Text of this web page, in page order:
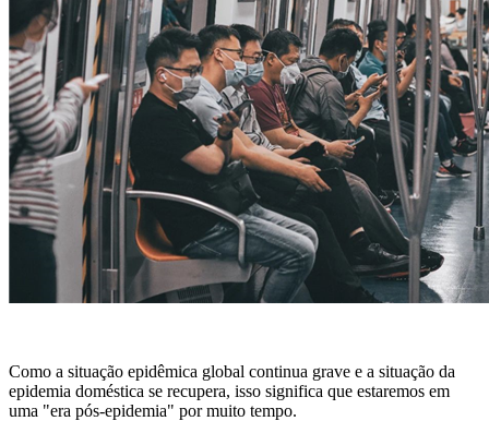
Como a situação epidêmica global continua grave e a situação da
epidemia doméstica se recupera, isso significa que estaremos em
uma "era pós-epidemia" por muito tempo.